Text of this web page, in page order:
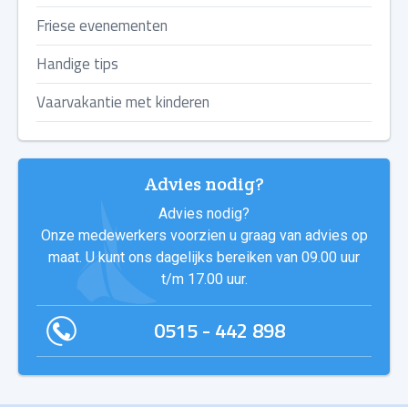
Friese evenementen
Handige tips
Vaarvakantie met kinderen
Advies nodig?
Advies nodig?
Onze medewerkers voorzien u graag van advies op
maat. U kunt ons dagelijks bereiken van 09.00 uur
t/m 17.00 uur.
0515 - 442 898